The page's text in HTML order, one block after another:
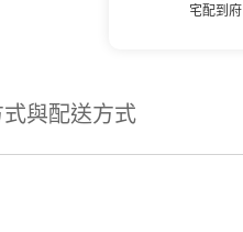
宅配到府
與配送方式